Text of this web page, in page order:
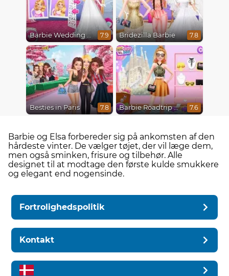
Barbie Wedding Fun 7.9 Bridezilla Barbie 7.8
Besties in Paris 7.8 Barbie Roadtrip Adventure 7.6
Barbie og Elsa forbereder sig på ankomsten af ​​den
hårdeste vinter. De vælger tøjet, der vil læge dem,
men også sminken, frisure og tilbehør. Alle
designet til at modtage den første kulde smukkere
og elegant end nogensinde.
Fortrolighedspolitik
Kontakt